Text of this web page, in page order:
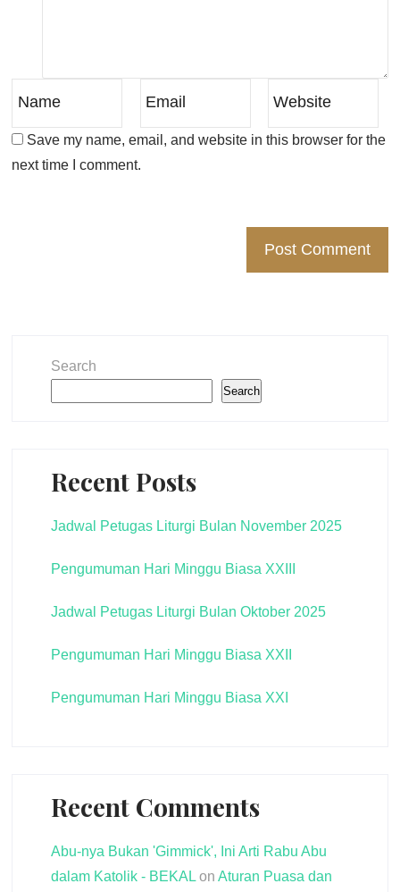
Save my name, email, and website in this browser for the
next time I comment.
Search
Search
Recent Posts
Jadwal Petugas Liturgi Bulan November 2025
Pengumuman Hari Minggu Biasa XXIII
Jadwal Petugas Liturgi Bulan Oktober 2025
Pengumuman Hari Minggu Biasa XXII
Pengumuman Hari Minggu Biasa XXI
Recent Comments
Abu-nya Bukan 'Gimmick', Ini Arti Rabu Abu
dalam Katolik - BEKALon Aturan Puasa dan